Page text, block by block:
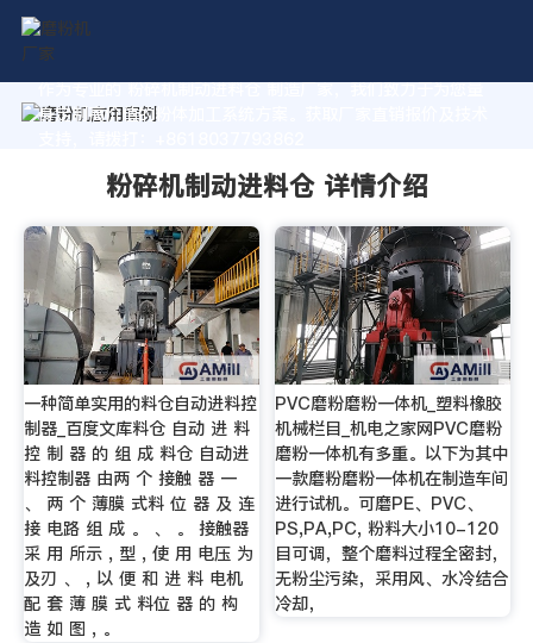
作为专业的 粉碎机制动进料仓 制造厂家，我们致力于为您量
身定制高价值的粉体加工系统方案。获取厂家直销报价及技术
粉碎机制动进料仓 详情介绍
一种简单实用的料仓自动进料控
制器_百度文库料仓 自动 进 料
控 制 器 的 组 成 料仓 自动进
料控制器 由两 个 接触 器 一
、 两 个 薄膜 式料 位 器 及 连
接 电路 组 成 。 、 。 接触器
采 用 所示 , 型 , 使 用 电压 为
及刃 、 , 以 便 和 进 料 电机
配 套 薄 膜 式 料位 器 的 构
造 如 图 , 。
PVC磨粉磨粉一体机_塑料橡胶
机械栏目_机电之家网PVC磨粉
磨粉一体机有多重。以下为其中
一款磨粉磨粉一体机在制造车间
进行试机。可磨PE、PVC、
PS,PA,PC, 粉料大小10-120
目可调，整个磨料过程全密封，
无粉尘污染，采用风、水冷结合
冷却，